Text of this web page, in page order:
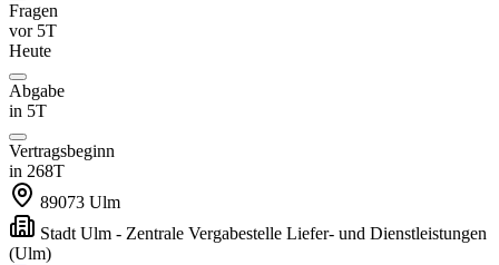
Fragen
vor 5T
Heute
Abgabe
in 5T
Vertragsbeginn
in 268T
89073 Ulm
Stadt Ulm - Zentrale Vergabestelle Liefer- und Dienstleistungen
(Ulm)